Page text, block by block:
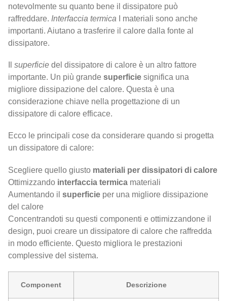
notevolmente su quanto bene il dissipatore può
raffreddare. Interfaccia termica I materiali sono anche
importanti. Aiutano a trasferire il calore dalla fonte al
dissipatore.
superficie del dissipatore di calore è un altro fattore
importante. Un più grande superficie significa una
migliore dissipazione del calore. Questa è una
considerazione chiave nella progettazione di un
dissipatore di calore efficace.
Ecco le principali cose da considerare quando si progetta
un dissipatore di calore:
Scegliere quello giusto materiali per dissipatori di calore
Ottimizzando interfaccia termica materiali
Aumentando il superficie per una migliore dissipazione
del calore
Concentrandoti su questi componenti e ottimizzandone il
design, puoi creare un dissipatore di calore che raffredda
in modo efficiente. Questo migliora le prestazioni
complessive del sistema.
Component Descrizione